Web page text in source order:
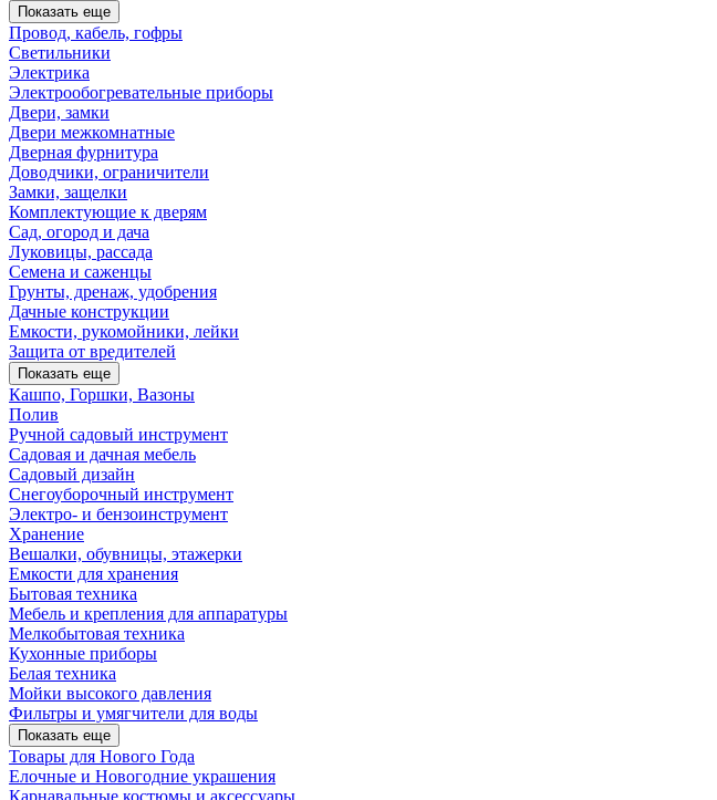
Показать еще
Провод, кабель, гофры
Светильники
Электрика
Электрообогревательные приборы
Двери, замки
Двери межкомнатные
Дверная фурнитура
Доводчики, ограничители
Замки, защелки
Комплектующие к дверям
Сад, огород и дача
Луковицы, рассада
Семена и саженцы
Грунты, дренаж, удобрения
Дачные конструкции
Емкости, рукомойники, лейки
Защита от вредителей
Показать еще
Кашпо, Горшки, Вазоны
Полив
Ручной садовый инструмент
Садовая и дачная мебель
Садовый дизайн
Снегоуборочный инструмент
Электро- и бензоинструмент
Хранение
Вешалки, обувницы, этажерки
Емкости для хранения
Бытовая техника
Мебель и крепления для аппаратуры
Мелкобытовая техника
Кухонные приборы
Белая техника
Мойки высокого давления
Фильтры и умягчители для воды
Показать еще
Товары для Нового Года
Елочные и Новогодние украшения
Карнавальные костюмы и аксессуары